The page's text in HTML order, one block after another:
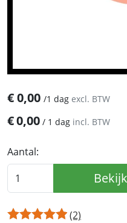
€0,00 /1 dag excl. BTW
€0,00 / 1 dag incl. BTW
Aantal:
(2)